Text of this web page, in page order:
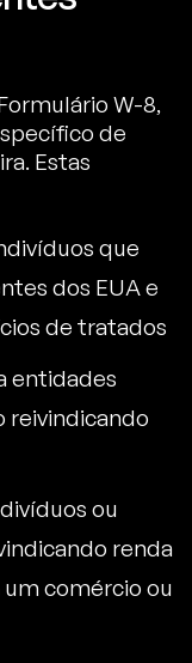
W-8,
de
Estas
que
dos EUA e
de tratados
entidades
reivindicando
ou
renda
comércio ou